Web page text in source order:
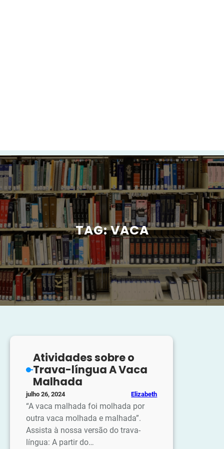
TAG:VACA
Atividades sobre o
Trava-língua A Vaca
Malhada
julho 26, 2024 Elizabeth
“A vaca malhada foi molhada por
outra vaca molhada e malhada”.
Assista à nossa versão do trava-
língua: A partir do…